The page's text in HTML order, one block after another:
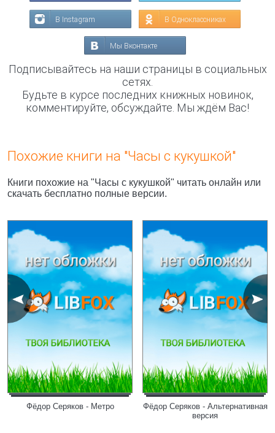
В Instagram В Одноклассниках
Мы Вконтакте
Подписывайтесь на наши страницы в социальных
сетях.
Будьте в курсе последних книжных новинок,
комментируйте, обсуждайте. Мы ждём Вас!
Похожие книги на "Часы с кукушкой"
Книги похожие на "Часы с кукушкой" читать онлайн или
скачать бесплатно полные версии.
Фёдор Серяков - Метpо
Фёдор Серяков - Альтеpнативная
веpсия